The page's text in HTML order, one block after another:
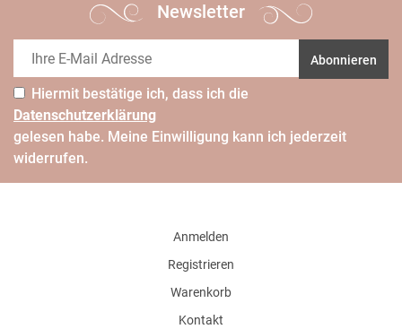
Newsletter
Abonnieren
Hiermit bestätige ich, dass ich die
Daten­schutz­erklärung
gelesen habe. Meine Einwilligung kann ich jederzeit
widerrufen.
Anmelden
Registrieren
Warenkorb
Kontakt